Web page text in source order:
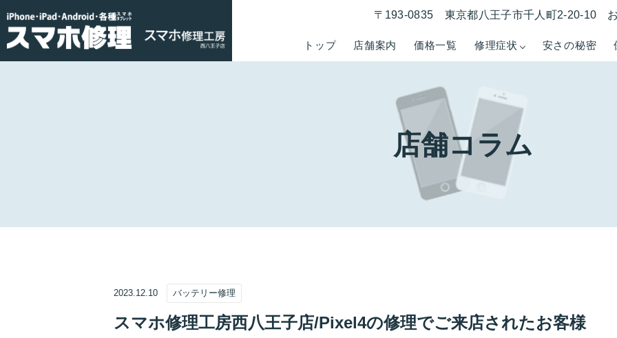
トップ 店舗案内 価格一覧 修理症状 安さの秘密
〒193-0835 東京都八王子市千人町2-20-10
店舗コラム
2023.12.10 バッテリー修理
スマホ修理工房西八王子店/Pixel4の修理でご来店されたお客様